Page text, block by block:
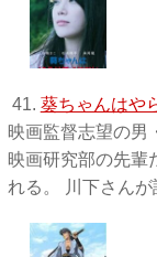
41. 葵ちゃんはや
映画監督志望の男
映画研究部の先輩
れる。 川下さん